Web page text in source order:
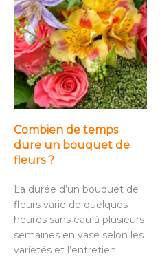
Combien de temps
dure un bouquet de
fleurs ?
La durée d’un bouquet de
fleurs varie de quelques
heures sans eau à plusieurs
semaines en vase selon les
variétés et l’entretien.